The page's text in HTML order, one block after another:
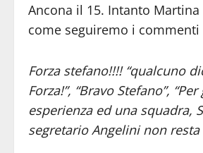
Ancona il 15. Intanto
come seguiremo i
Forza stefano!!!! “qualcuno
Forza!”, “Bravo Stefano”,
esperienza ed una squadra,
segretario Angelini non resta